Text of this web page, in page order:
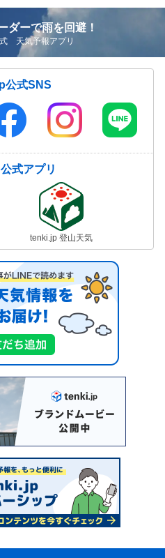
ダーで雨を回避！
天気予報アプリ
公式SNS
式アプリ
tenki.jp 登山天気